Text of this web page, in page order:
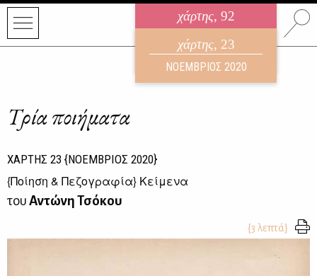
χάρτης, 92
ηλεκτρονικό περιοδικό
ΑΥΓΟΥΣΤΟΣ 2026
χάρτης, 23
ΝΟΕΜΒΡΙΟΣ 2020
Τρία ποιήματα
ΧΑΡΤΗΣ 23 {ΝΟΕΜΒΡΙΟΣ 2020}
{Ποίηση & Πεζογραφία} Κείμενα
τουΑντώνη Τσόκου
{3 λεπτά}